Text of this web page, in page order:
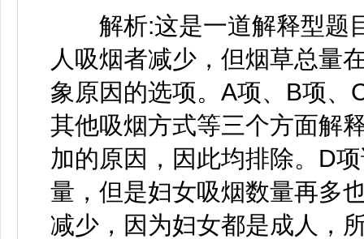
解析:这是一道解释型题
人吸烟者减少，但烟草总量
象原因的选项。A项、B项、
其他吸烟方式等三个方面解
加的原因，因此均排除。D
量，但是妇女吸烟数量再多
减少，因为妇女都是成人，